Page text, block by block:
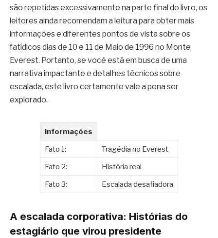
são repetidas excessivamente na parte final do livro, os
leitores ainda recomendam a leitura para obter mais
informações e diferentes pontos de vista sobre os
fatídicos dias de 10 e 11 de Maio de 1996 no Monte
Everest. Portanto, se você está em busca de uma
narrativa impactante e detalhes técnicos sobre
escalada, este livro certamente vale a pena ser
explorado.
Informações
Fato 1:
Tragédia no Everest
Fato 2:
História real
Fato 3:
Escalada desafiadora
A escalada corporativa: Histórias do
estagiário que virou presidente